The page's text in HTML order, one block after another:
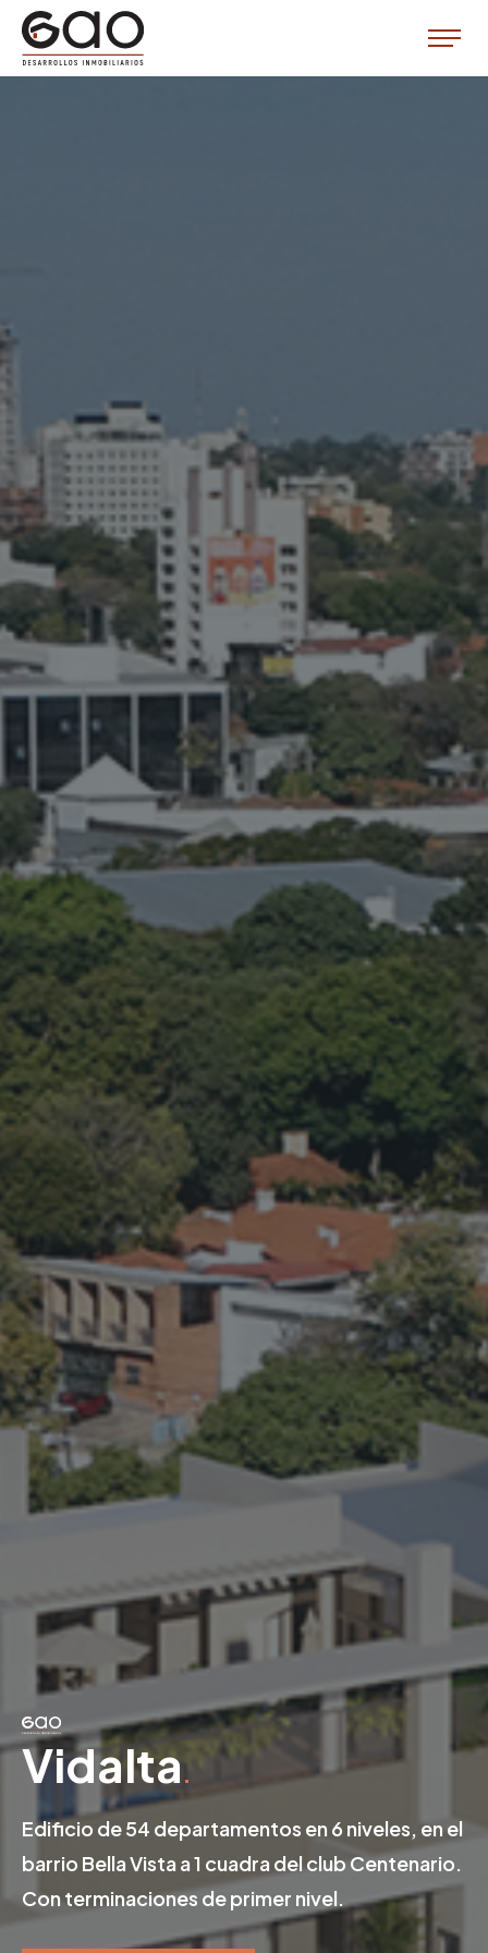
Vidalta
Edificio de 54 departamentos en 6 niveles, en el
barrio Bella Vista a 1 cuadra del club Centenario.
Con terminaciones de primer nivel.
Midtown
Edificio de 20 departamentos, cuenta con 8
niveles en el barrio Las Mercedes con
terminaciones y amenities de primer nivel.
Casa Vida
Total de unidades: 40 casas en 270 m² de
terreno en 3 tipologías.